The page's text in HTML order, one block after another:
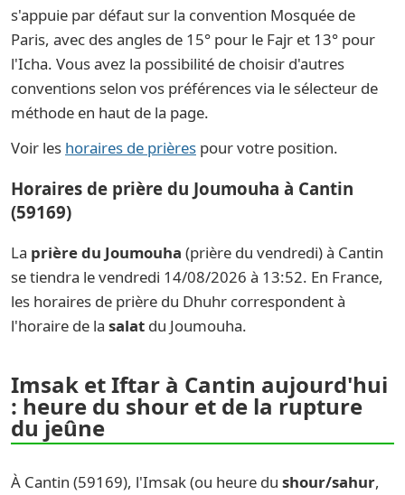
s'appuie par défaut sur la convention Mosquée de
Paris, avec des angles de 15° pour le Fajr et 13° pour
l'Icha. Vous avez la possibilité de choisir d'autres
conventions selon vos préférences via le sélecteur de
méthode en haut de la page.
Voir les horaires de prières pour votre position.
Horaires de prière du Joumouha à Cantin
(59169)
La prière du Joumouha (prière du vendredi) à Cantin
se tiendra le vendredi 14/08/2026 à 13:52. En France,
les horaires de prière du Dhuhr correspondent à
l'horaire de la salat du Joumouha.
Imsak et Iftar à Cantin aujourd'hui
: heure du shour et de la rupture
du jeûne
À Cantin (59169), l'Imsak (ou heure du shour/sahur,